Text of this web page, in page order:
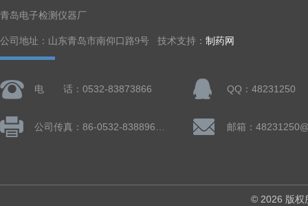
青岛电子检测仪器厂
公司地址：山东青岛市南仰口路9号 技术支持： 制药网
电 话：0532-83873866 QQ：48231250
邮箱：
© 2026 版